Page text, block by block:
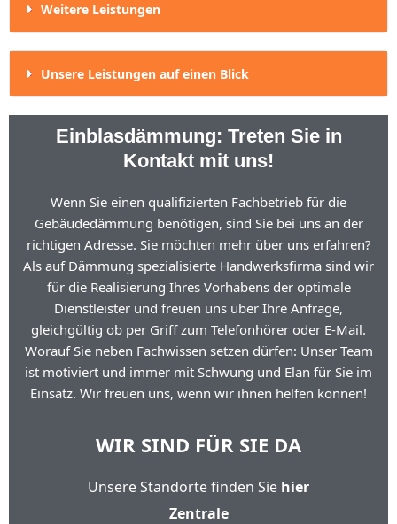
Weitere Leistungen
Unsere Leistungen auf einen Blick
Einblasdämmung: Treten Sie in
Kontakt mit uns!
Wenn Sie einen qualifizierten Fachbetrieb für die
Gebäudedämmung benötigen, sind Sie bei uns an der
richtigen Adresse. Sie möchten mehr über uns erfahren?
Als auf Dämmung spezialisierte Handwerksfirma sind wir
für die Realisierung Ihres Vorhabens der optimale
Dienstleister und freuen uns über Ihre Anfrage,
gleichgültig ob per Griff zum Telefonhörer oder E-Mail.
Worauf Sie neben Fachwissen setzen dürfen: Unser Team
ist motiviert und immer mit Schwung und Elan für Sie im
Einsatz. Wir freuen uns, wenn wir ihnen helfen können!
WIR SIND FÜR SIE DA
Unsere Standorte finden Sie hier
Zentrale